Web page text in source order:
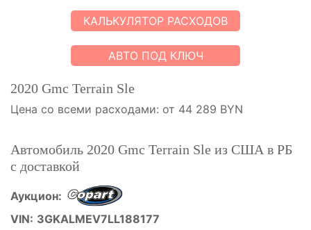
КАЛЬКУЛЯТОР РАСХОДОВ
АВТО ПОД КЛЮЧ
2020 Gmc Terrain Sle
Цена со всеми расходами: от 44 289 BYN
Автомобиль 2020 Gmc Terrain Sle из США в РБ
с доставкой
Аукцион:
VIN: 3GKALMEV7LL188177